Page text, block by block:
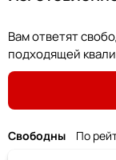
Вам ответят
подходящей
Свободны По